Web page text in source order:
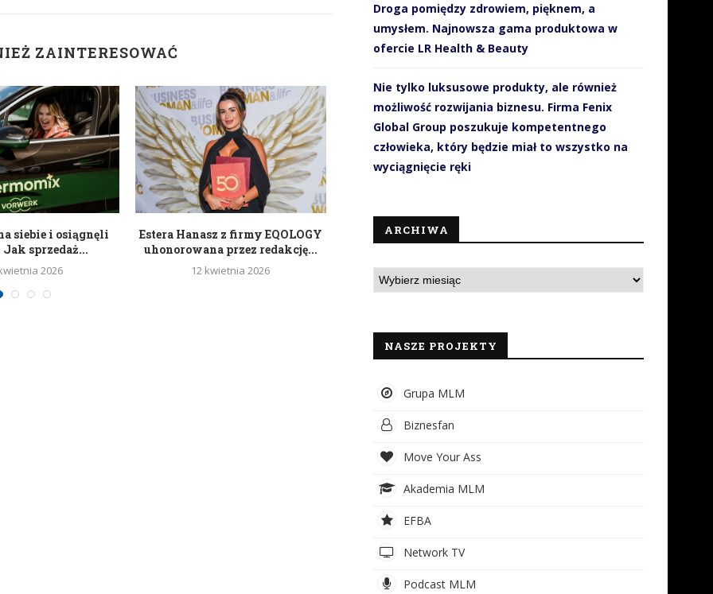
ZAINTERESOWAĆ
siebie i osiągnęli
Jak sprzedaż...
2026
Estera Hanasz z firmy EQOLOGY
uhonorowana przez redakcję...
12 kwietnia 2026
Projekt dōTERRA przedstawił
wellness podczas...
8 kwietnia 2026
23 marca 2026
Droga pomiędzy zdrowiem, pięknem, a
umysłem. Najnowsza gama produktowa w
ofercie LR Health & Beauty
Nie tylko luksusowe produkty, ale również
możliwość rozwijania biznesu. Firma Fenix
Global Group poszukuje kompetentnego
człowieka, który będzie miał to wszystko na
wyciągnięcie ręki
ARCHIWA
NASZE PROJEKTY
Grupa MLM
Biznesfan
Move Your Ass
Akademia MLM
EFBA
Network TV
Podcast MLM